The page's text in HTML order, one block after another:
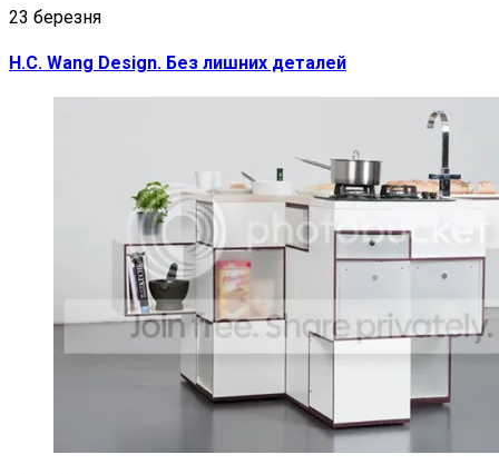
23 березня
H.C. Wang Design. Без лишних деталей